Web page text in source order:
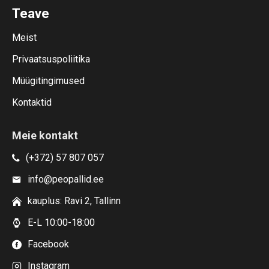
Teave
Meist
Privaatsuspoliitika
Müügitingimused
Kontaktid
Meie kontakt
(+372) 57 807 057
info@peopallid.ee
kauplus: Ravi 2, Tallinn
E-L 10:00-18:00
Facebook
Instagram